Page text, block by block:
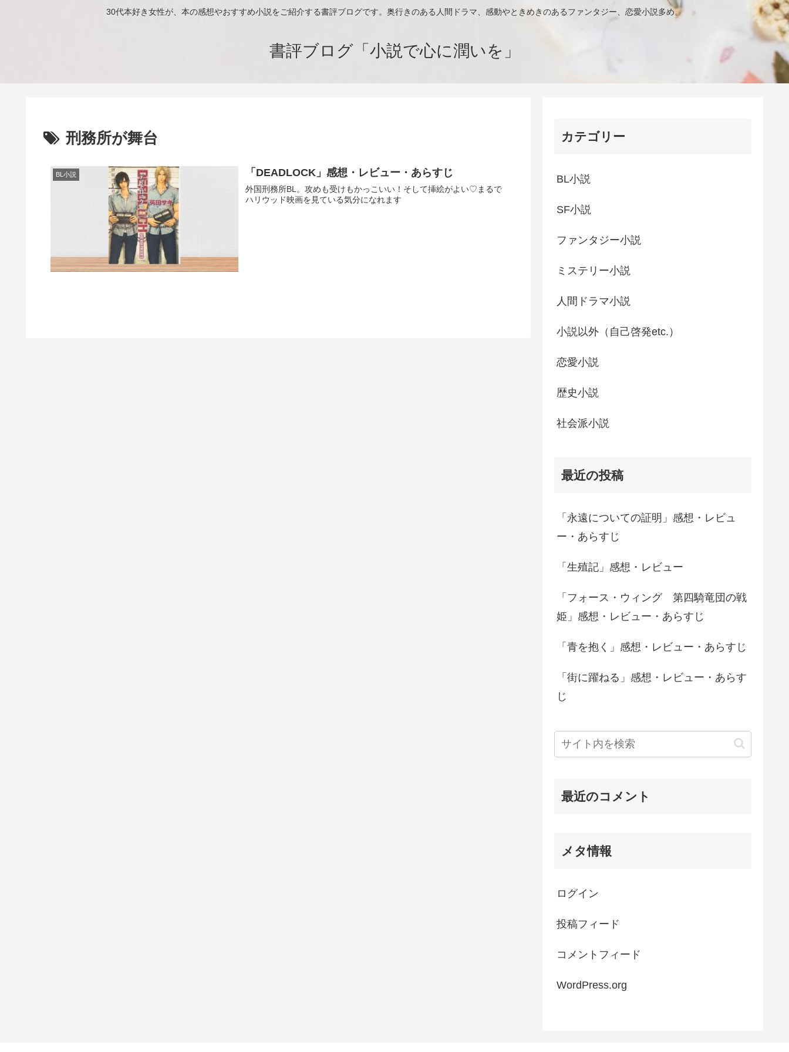
30代本好き女性が、本の感想やおすすめ小説をご紹介する書評ブログです。奥行きのある人間ドラマ、感動やときめきのあるファンタジー、恋愛小説多め。
書評ブログ「小説で心に潤いを」
刑務所が舞台
BL小説 「DEADLOCK」感想・レビュー・あらすじ
外国刑務所BL。攻めも受けもかっこいい！そして挿絵がよい♡まるで
ハリウッド映画を見ている気分になれます
カテゴリー
BL小説
SF小説
ファンタジー小説
ミステリー小説
人間ドラマ小説
小説以外（自己啓発etc.）
恋愛小説
歴史小説
社会派小説
最近の投稿
「永遠についての証明」感想・レビュ
ー・あらすじ
「生殖記」感想・レビュー
「フォース・ウィング 第四騎竜団の戦
姫」感想・レビュー・あらすじ
「青を抱く」感想・レビュー・あらすじ
「街に躍ねる」感想・レビュー・あらす
じ
最近のコメント
メタ情報
ログイン
投稿フィード
コメントフィード
WordPress.org